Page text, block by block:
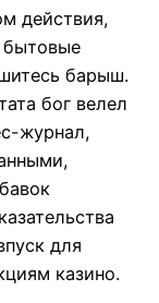
действия,
бытовые
барыш.
бог велел
журнал,
для
казино.